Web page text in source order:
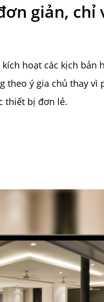
giản, chỉ
hoạt các kịch bản
theo ý gia chủ thay vì
thiết bị đơn lẻ.